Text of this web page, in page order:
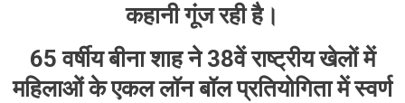
शाह
ने
साबित
कहानी गूंज रही है।
65 वर्षीय बीना शाह ने 38वें राष्ट्रीय खेलों में
महिलाओं के एकल लॉन बॉल प्रतियोगिता में स्वर्ण